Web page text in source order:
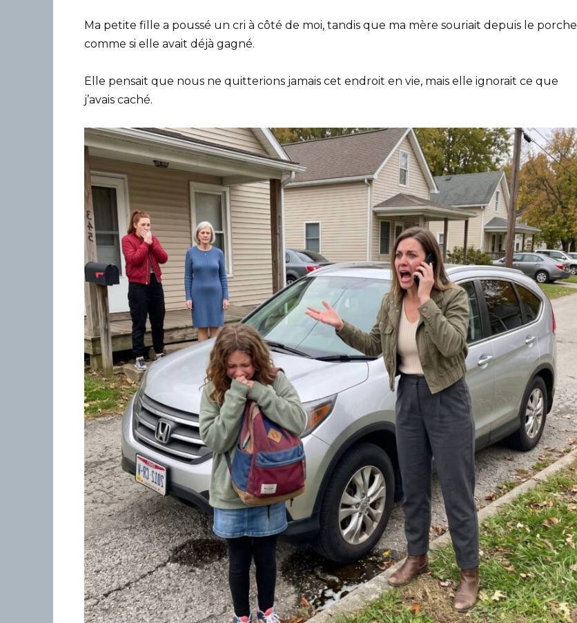
Ma petite fille a poussé un cri à côté de moi, tandis que ma mère souriait depuis le porche
comme si elle avait déjà gagné.
Elle pensait que nous ne quitterions jamais cet endroit en vie, mais elle ignorait ce que
j’avais caché.